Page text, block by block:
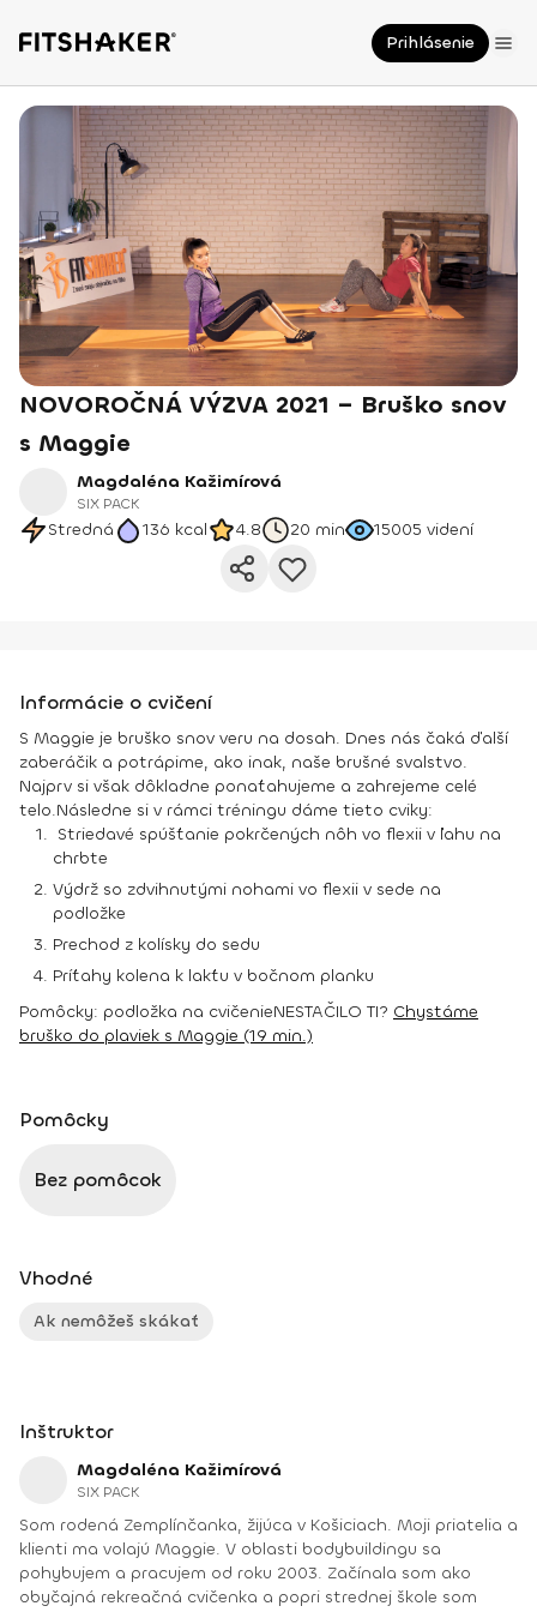
Prihlásenie
NOVOROČNÁ VÝZVA 2021 – Bruško snov
s Maggie
Magdaléna Kažimírová
SIX PACK
Stredná 136 kcal 4.8 20 min 15005 videní
Informácie o cvičení
S Maggie je bruško snov veru na dosah. Dnes nás čaká ďalší
zaberáčik a potrápime, ako inak, naše brušné svalstvo.
Najprv si však dôkladne ponaťahujeme a zahrejeme celé
telo.Následne si v rámci tréningu dáme tieto cviky:
Striedavé spúšťanie pokrčených nôh vo flexii v ľahu na
chrbte
Výdrž so zdvihnutými nohami vo flexii v sede na
podložke
Prechod z kolísky do sedu
Príťahy kolena k lakťu v bočnom planku
Pomôcky: podložka na cvičenieNESTAČILO TI? Chystáme
bruško do plaviek s Maggie (19 min.)
Pomôcky
Bez pomôcok
Vhodné
Ak nemôžeš skákať
Inštruktor
Magdaléna Kažimírová
SIX PACK
Som rodená Zemplínčanka, žijúca v Košiciach. Moji priatelia a
klienti ma volajú Maggie. V oblasti bodybuildingu sa
pohybujem a pracujem od roku 2003. Začínala som ako
obyčajná rekreačná cvičenka a popri strednej škole som